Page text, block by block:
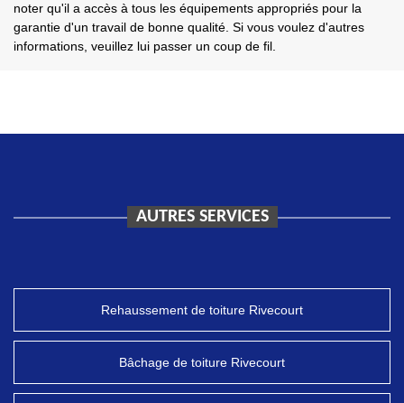
noter qu'il a accès à tous les équipements appropriés pour la
garantie d'un travail de bonne qualité. Si vous voulez d'autres
informations, veuillez lui passer un coup de fil.
AUTRES SERVICES
Rehaussement de toiture Rivecourt
Bâchage de toiture Rivecourt